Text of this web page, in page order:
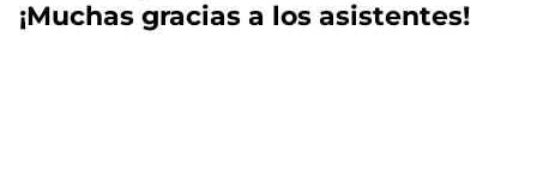
¡Muchas gracias a los asistentes!